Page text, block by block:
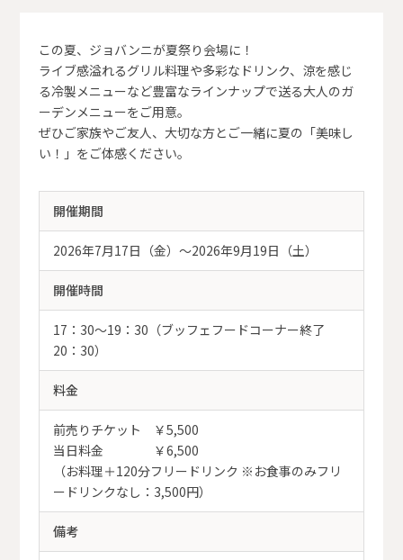
この夏、ジョバンニが夏祭り会場に！
ライブ感溢れるグリル料理や多彩なドリンク、涼を感じ
る冷製メニューなど豊富なラインナップで送る大人のガ
ーデンメニューをご用意。
ぜひご家族やご友人、大切な方とご一緒に夏の「美味し
い！」をご体感ください。
開催期間
2026年7月17日（金）～2026年9月19日（土）
開催時間
17：30～19：30（ブッフェフードコーナー終了
20：30）
料金
前売りチケット ￥5,500
当日料金 ￥6,500
（お料理＋120分フリードリンク ※お食事のみフリ
ードリンクなし：3,500円）
備考